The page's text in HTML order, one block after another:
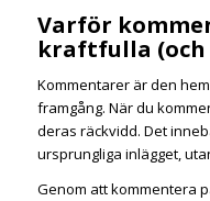
Varför
kraftfulla
Kommentarer är den
framgång. När du
deras räckvidd. Det
ursprungliga inlägget,
Genom att kommentera